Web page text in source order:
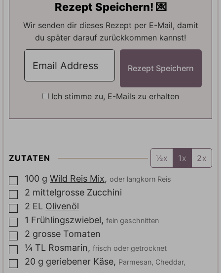
N
N
E
Rezept Speichern! 💌
Wir senden dir dieses Rezept per E-Mail, damit
du später darauf zurückkommen kannst!
Ich stimme zu, E-Mails zu erhalten
ZUTATEN ½x 1x 2x
▢
100 g Wild Reis Mix, oder langkorn Reis
▢
2 mittelgrosse Zucchini
▢
2 EL Olivenöl
▢
1 Frühlingszwiebel, fein geschnitten
▢
2 grosse Tomaten
▢
¼ TL Rosmarin, frisch oder getrocknet
▢
20 g geriebener Käse, Parmesan, Cheddar,